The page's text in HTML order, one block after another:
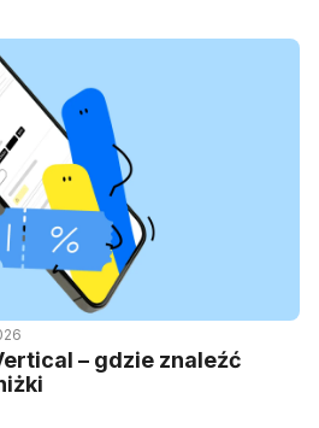
– gdzie znaleźć